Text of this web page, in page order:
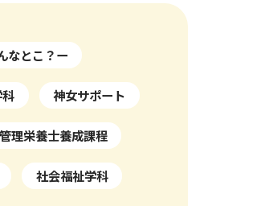
なとこ？ー
神女サポート
管理栄養士養成課程
社会福祉学科